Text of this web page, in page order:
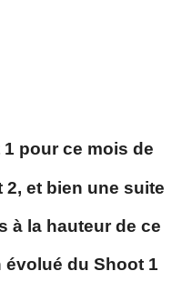
pour ce mois de
et bien une suite
à la hauteur de ce
évolué du Shoot 1